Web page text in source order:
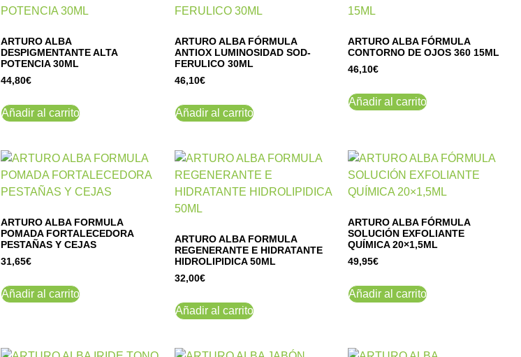
ARTURO ALBA
DESPIGMENTANTE ALTA
POTENCIA 30ML
44,80€
Añadir al carrito
ARTURO ALBA FÓRMULA
ANTIOX LUMINOSIDAD SOD-
FERULICO 30ML
46,10€
Añadir al carrito
ARTURO ALBA FÓRMULA
CONTORNO DE OJOS 360 15ML
46,10€
Añadir al carrito
ARTURO ALBA FORMULA
POMADA FORTALECEDORA
PESTAÑAS Y CEJAS
31,65€
Añadir al carrito
ARTURO ALBA FORMULA
REGENERANTE E HIDRATANTE
HIDROLIPIDICA 50ML
32,00€
Añadir al carrito
ARTURO ALBA FÓRMULA
SOLUCIÓN EXFOLIANTE
QUÍMICA 20×1,5ML
49,95€
Añadir al carrito